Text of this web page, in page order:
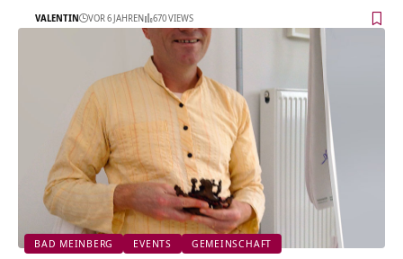
VALENTIN VOR 6 JAHREN 670 VIEWS
BAD MEINBERG EVENTS GEMEINSCHAFT